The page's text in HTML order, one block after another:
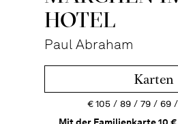
HOTEL
Paul Abraham
Karten
€105 89 79 69